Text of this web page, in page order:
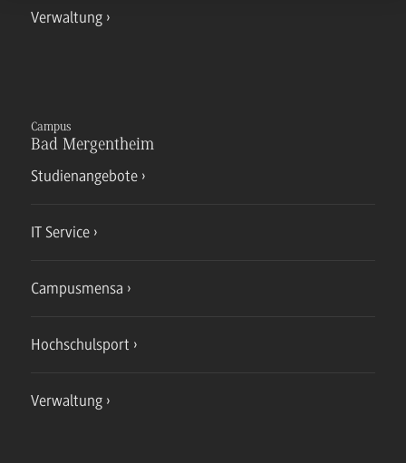
Verwaltung
Campus
Bad Mergentheim
Studienangebote
IT Service
Campusmensa
Hochschulsport
Verwaltung